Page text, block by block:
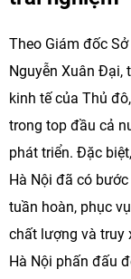
Theo Giám đốc
Nguyễn Xuân Đại,
kinh tế của Thủ
trong top đầu cả
phát triển. Đặc
Hà Nội đã có
tuần hoàn, phục
chất lượng và truy
Hà Nội phấn đấu